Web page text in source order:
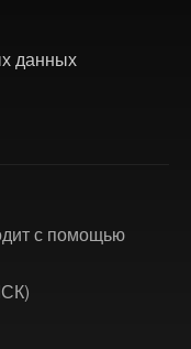
данных
с помощью